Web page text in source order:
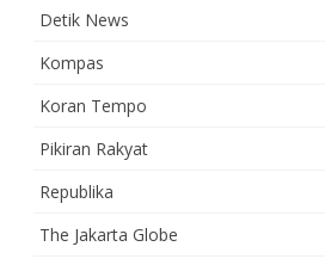
Detik News
Kompas
Koran Tempo
Pikiran Rakyat
Republika
The Jakarta Globe